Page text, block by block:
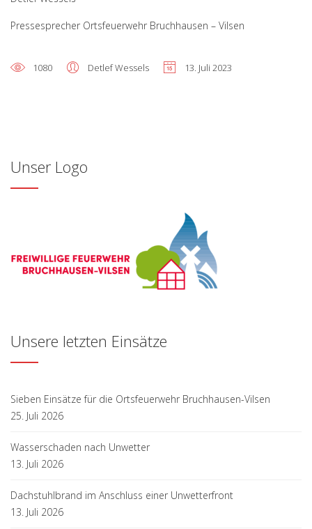
Pressesprecher Ortsfeuerwehr Bruchhausen – Vilsen
1080 Detlef Wessels 13. Juli 2023
Unser Logo
Unsere letzten Einsätze
Sieben Einsätze für die Ortsfeuerwehr Bruchhausen-Vilsen
25. Juli 2026
Wasserschaden nach Unwetter
13. Juli 2026
Dachstuhlbrand im Anschluss einer Unwetterfront
13. Juli 2026